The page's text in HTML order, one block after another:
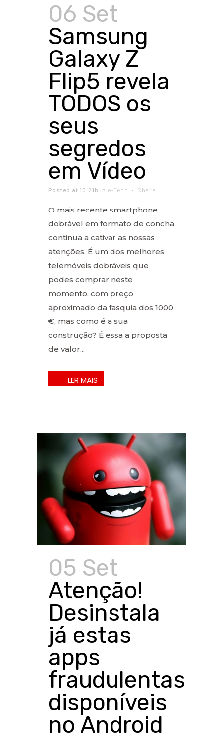
06 Set
Samsung
Galaxy Z
Flip5 revela
TODOS os
seus
segredos
em Vídeo
Posted at 10:21h in e-Tech Share
O mais recente smartphone
dobrável em formato de concha
continua a cativar as nossas
atenções. É um dos melhores
telemóveis dobráveis que
podes comprar neste
momento, com preço
aproximado da fasquia dos 1000
€, mas como é a sua
construção? É essa a proposta
de valor...
05 Set
Atenção!
Desinstala
já estas
apps
fraudulentas
disponíveis
no Android